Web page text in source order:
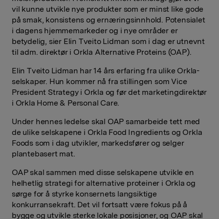
vil kunne utvikle nye produkter som er minst like gode
på smak, konsistens og ernæringsinnhold. Potensialet
i dagens hjemmemarkeder og i nye områder er
betydelig, sier Elin Tveito Lidman som i dag er utnevnt
til adm. direktør i Orkla Alternative Proteins (OAP).
Elin Tveito Lidman har 14 års erfaring fra ulike Orkla-
selskaper. Hun kommer nå fra stillingen som Vice
President Strategy i Orkla og før det marketingdirektør
i Orkla Home & Personal Care.
Under hennes ledelse skal OAP samarbeide tett med
de ulike selskapene i Orkla Food Ingredients og Orkla
Foods som i dag utvikler, markedsfører og selger
plantebasert mat.
OAP skal sammen med disse selskapene utvikle en
helhetlig strategi for alternative proteiner i Orkla og
sørge for å styrke konsernets langsiktige
konkurransekraft. Det vil fortsatt være fokus på å
bygge og utvikle sterke lokale posisjoner, og OAP skal